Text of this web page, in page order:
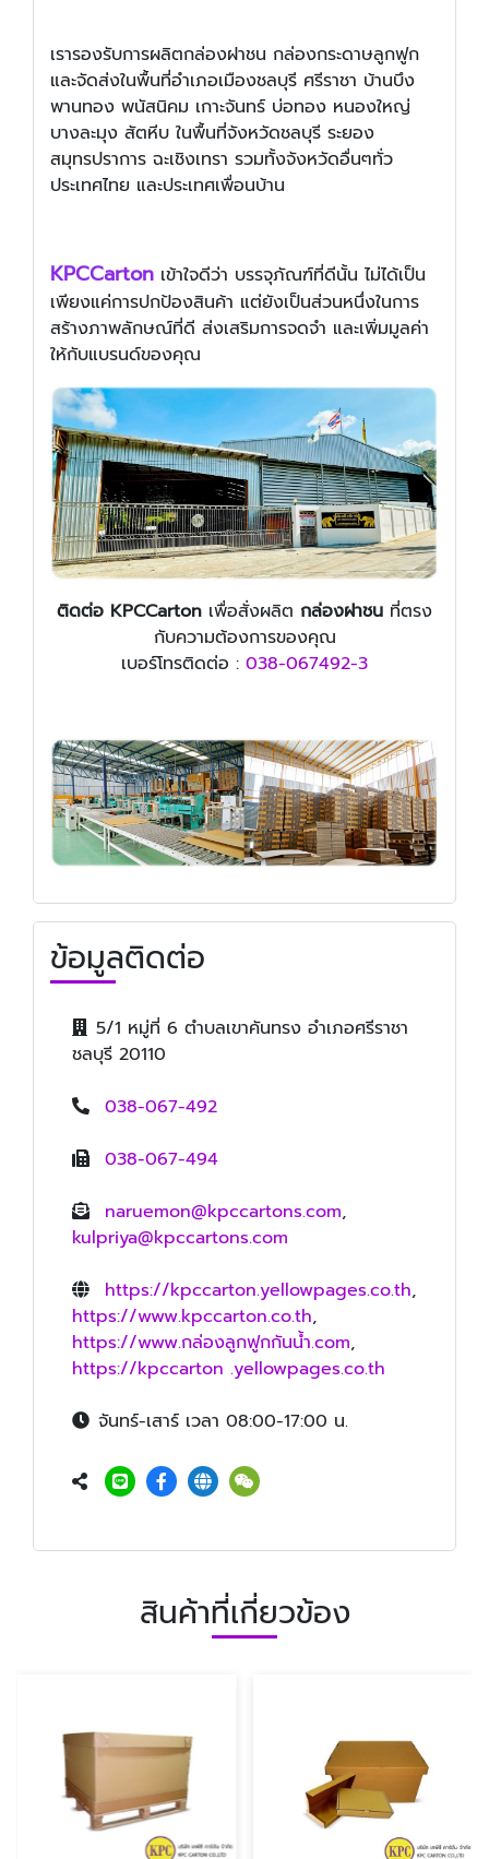
เรารองรับการผลิตกล่องฝาชน กล่องกระดาษลูกฟูก
และจัดส่งในพื้นที่อำเภอเมืองชลบุรี ศรีราชา บ้านบึง
พานทอง พนัสนิคม เกาะจันทร์ บ่อทอง หนองใหญ่
บางละมุง สัตหีบ ในพื้นที่จังหวัดชลบุรี ระยอง
สมุทรปราการ ฉะเชิงเทรา รวมทั้งจังหวัดอื่นๆทั่ว
ประเทศไทย และประเทศเพื่อนบ้าน
KPCCarton เข้าใจดีว่า บรรจุภัณฑ์ที่ดีนั้น ไม่ได้เป็น
เพียงแค่การปกป้องสินค้า แต่ยังเป็นส่วนหนึ่งในการ
สร้างภาพลักษณ์ที่ดี ส่งเสริมการจดจำ และเพิ่มมูลค่า
ให้กับแบรนด์ของคุณ
ติดต่อ KPCCarton เพื่อสั่งผลิต กล่องฝาชน ที่ตรง
กับความต้องการของคุณ
เบอร์โทรติดต่อ : 038-067492-3
ข้อมูลติดต่อ
5/1 หมู่ที่ 6 ตำบลเขาคันทรง อำเภอศรีราชา
ชลบุรี 20110
038-067-492
038-067-494
naruemon@kpccartons.com,
kulpriya@kpccartons.com
https://kpccarton.yellowpages.co.th,
https://www.kpccarton.co.th,
https://www.กล่องลูกฟูกกันน้ำ.com,
https://kpccarton .yellowpages.co.th
จันทร์-เสาร์ เวลา 08:00-17:00 น.
สินค้าที่เกี่ยวข้อง